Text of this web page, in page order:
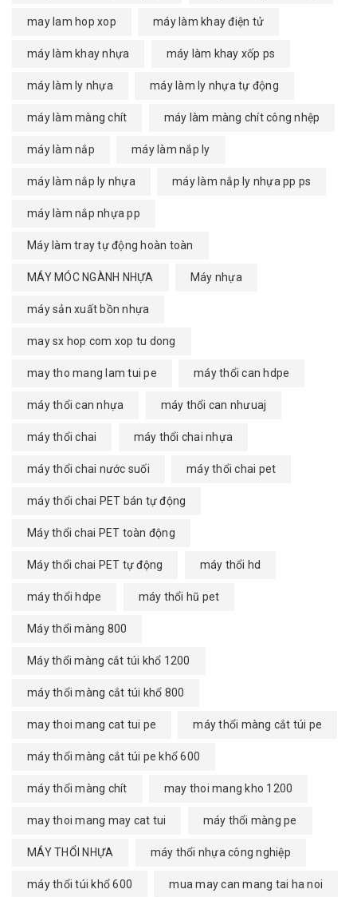
may lam hop xop máy làm khay điện tử
máy làm khay nhựa máy làm khay xốp ps
máy làm ly nhựa máy làm ly nhựa tự động
máy làm màng chít máy làm màng chít công nhệp
máy làm nắp máy làm nắp ly
máy làm nắp ly nhựa máy làm nắp ly nhựa pp ps
máy làm nắp nhựa pp
Máy làm tray tự động hoàn toàn
MÁY MÓC NGÀNH NHỰA Máy nhựa
máy sản xuất bồn nhựa
may sx hop com xop tu dong
may tho mang lam tui pe máy thổi can hdpe
máy thổi can nhựa máy thổi can nhưuaj
máy thổi chai máy thổi chai nhựa
máy thổi chai nước suối máy thổi chai pet
máy thổi chai PET bán tự động
Máy thổi chai PET toàn động
Máy thổi chai PET tự động máy thổi hd
máy thổi hdpe máy thổi hũ pet
Máy thổi màng 800
Máy thổi màng cắt túi khổ 1200
máy thổi màng cắt túi khổ 800
may thoi mang cat tui pe máy thổi màng cắt túi pe
máy thổi màng cắt túi pe khổ 600
máy thổi màng chít may thoi mang kho 1200
may thoi mang may cat tui máy thổi màng pe
MÁY THỔI NHỰA máy thổi nhựa công nghiệp
máy thổi túi khổ 600 mua may can mang tai ha noi